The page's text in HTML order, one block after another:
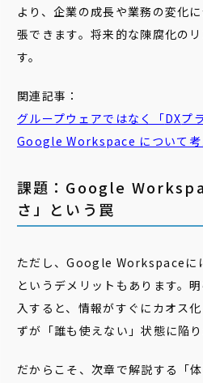
より、企業の成長や業務の変化
張できます。将来的な陳腐化の
す。
関連記事：
グループウェアではなく「DXプ
Google Workspace について考
課題：Google
さ」という罠
ただし、Google Workspaceに
というデメリットもあります。
入すると、情報がすぐにカオス
ずが「誰も使えない」状態に陥り
だからこそ、次章で解説する「